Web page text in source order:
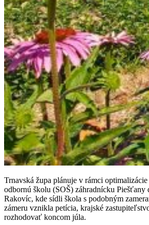
Trnavská župa plánuje v rámci
odbornú školu (SOŠ) záhradnícku Piešťany
Rakovíc, kde sídli škola s podobným
zámeru vznikla petícia, krajské
rozhodovať koncom júla.